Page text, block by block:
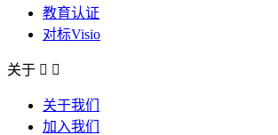
教育认证
对标Visio
关于  
关于我们
加入我们